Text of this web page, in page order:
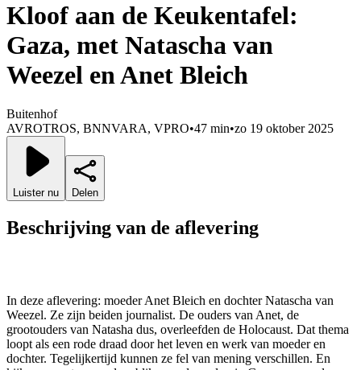
Kloof aan de Keukentafel:
Gaza, met Natascha van
Weezel en Anet Bleich
Buitenhof
AVROTROS, BNNVARA, VPRO•47 min•zo 19 oktober 2025
Luister nu Delen
Beschrijving van de aflevering
In deze aflevering: moeder Anet Bleich en dochter Natascha van
Weezel. Ze zijn beiden journalist. De ouders van Anet, de
grootouders van Natasha dus, overleefden de Holocaust. Dat thema
loopt als een rode draad door het leven en werk van moeder en
dochter. Tegelijkertijd kunnen ze fel van mening verschillen. En